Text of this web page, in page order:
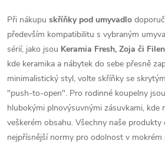
a
c
í
p
r
v
k
o
v
á
n
í
Při nákupu skříňky pod umyvadlo
především kompatibilitu s vybraným
sérií, jako jsou Keramia Fresh, Zoja či
kde keramika a nábytek do sebe přesně
minimalistický styl, volte skříňky se
"push-to-open". Pro rodinné koupelny
hlubokými plnovýsuvnými zásuvkami, kde
veškerém obsahu. Všechny naše produkty
nejpřísnější normy pro odolnost v mokrém